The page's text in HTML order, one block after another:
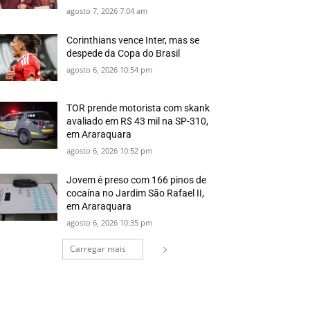
agosto 7, 2026 7:04 am
Corinthians vence Inter, mas se
despede da Copa do Brasil
agosto 6, 2026 10:54 pm
TOR prende motorista com skank
avaliado em R$ 43 mil na SP-310,
em Araraquara
agosto 6, 2026 10:52 pm
Jovem é preso com 166 pinos de
cocaína no Jardim São Rafael II,
em Araraquara
agosto 6, 2026 10:35 pm
Carregar mais